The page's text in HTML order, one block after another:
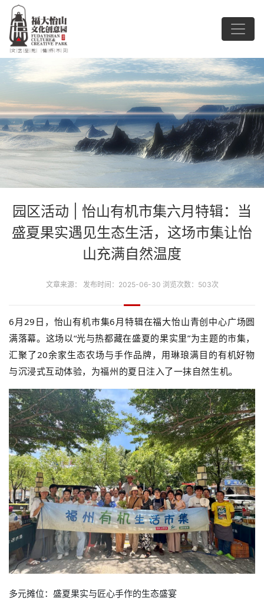
园区活动 | ​怡山有机市集六月特辑：当
盛夏果实遇见生态生活，这场市集让怡
山充满自然温度
文章来源： 发布时间：2025-06-30 浏览次数：503次
6月29日，怡山有机市集6月特辑在福大怡山青创中心广场圆
满落幕。这场以“光与热都藏在盛夏的果实里”为主题的市集，
汇聚了20余家生态农场与手作品牌，用琳琅满目的有机好物
与沉浸式互动体验，为福州的夏日注入了一抹自然生机。
多元摊位：盛夏果实与匠心手作的生态盛宴